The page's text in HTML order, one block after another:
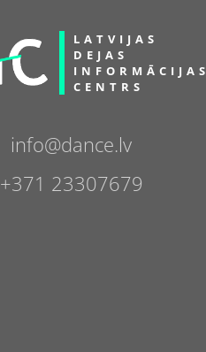
LATVIJAS
DEJAS
INFORMĀCIJAS
CENTRS
info@dance.lv
+371 23307679